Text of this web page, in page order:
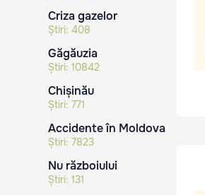
Criza gazelor
Știri: 408
Găgăuzia
Știri: 10842
Chișinău
Știri: 771
Accidente în Moldova
Știri: 7823
Nu războiului
Știri: 131